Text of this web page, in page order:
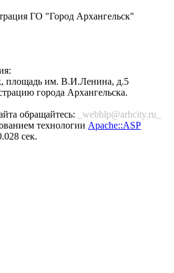
ГО "Город Архангельск"
площадь им. В.И.Ленина, д.5
города Архангельска.
обращайтесь:
_webhlp@arhcity.ru_
технологии Apache::ASP
сек.